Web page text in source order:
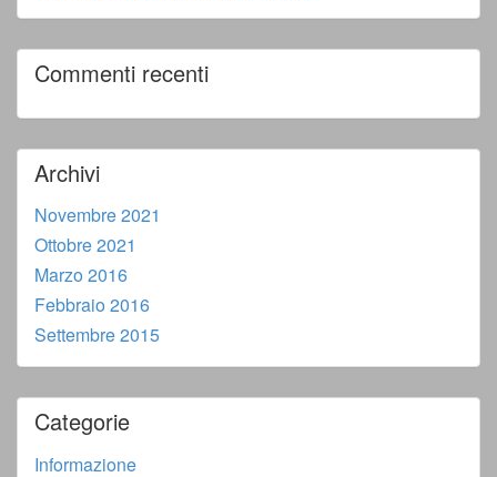
Commenti recenti
Archivi
Novembre 2021
Ottobre 2021
Marzo 2016
Febbraio 2016
Settembre 2015
Categorie
Informazione